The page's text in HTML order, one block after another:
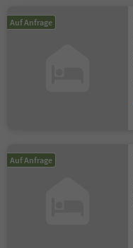
Auf Anfrage
Auf Anfrage